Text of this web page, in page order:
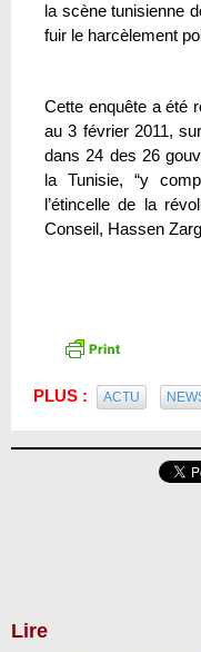
la scène tunisienne
fuir le harcèlement
Cette enquête a été
au 3 février 2011,
dans 24 des 26
la Tunisie, “y
l’étincelle de la
Conseil, Hassen
PLUS : ACTU
Lire